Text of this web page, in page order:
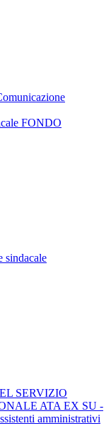
FONDO
sindacale
SERVIZIO
ATA EX SU -
amministrativi